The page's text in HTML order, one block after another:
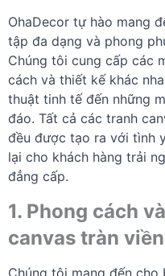
OhaDecor tự hào mang
tập đa dạng và phong
Chúng tôi cung cấp các
cách và thiết kế khác
thuật tinh tế đến những
đáo. Tất cả các tranh
đều được tạo ra với tình
lại cho khách hàng trải
đẳng cấp.
1. Phong cách
canvas tràn
Chúng tôi mang đến cho